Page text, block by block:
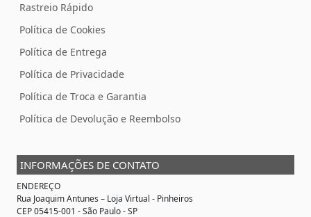
Rastreio Rápido
Política de Cookies
Política de Entrega
Política de Privacidade
Política de Troca e Garantia
Política de Devolução e Reembolso
INFORMAÇÕES DE CONTATO
ENDEREÇO
Rua Joaquim Antunes – Loja Virtual - Pinheiros
CEP 05415-001 - São Paulo - SP